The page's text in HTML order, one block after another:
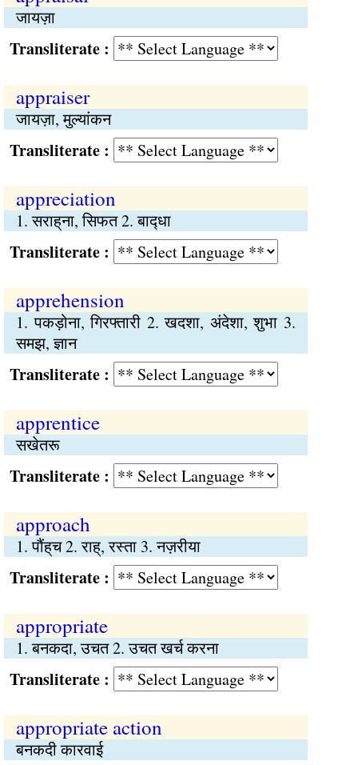
जायज़ा
:
appraiser
जायज़ा, मुल्यांकन
:
appreciation
1. सराह्‌ना, सिफत 2. बाद्‍धा
:
apprehension
1. पकड़ोना, गिरफ्तारी 2. खदशा, अंदेशा, शुभा 3.
समझ, ज्ञान
:
apprentice
सखेतरू
:
approach
1. पौंह्‌च 2. राह्, रस्ता 3. नज़रीया
:
appropriate
1. बनकदा, उचत 2. उचत खर्च करना
:
appropriate action
बनकदी कारवाई